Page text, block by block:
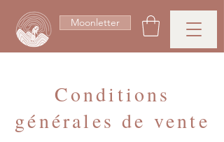
Moonletter
Conditions
générales de vente